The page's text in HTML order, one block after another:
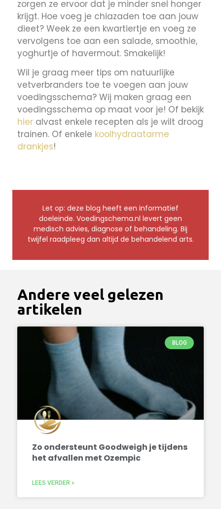
zorgen ze ervoor dat je minder snel honger
krijgt. Hoe voeg je chiazaden toe aan jouw
dieet? Week ze een kwartiertje en voeg ze
vervolgens toe aan een salade, smoothie,
yoghurtje of havermout. Smakelijk!
Wil je graag meer tips om natuurlijke
vetverbranders toe te voegen aan jouw
voedingsschema? Wij maken graag een
voedingsschema op maat voor je! Of bekijk
hier alvast enkele recepten als je wilt droog
trainen. Of enkele koolhydraatarme
drankjes!
Let op: deze blog heeft een informatief
doeleinde. Voedingschema.nl levert geen
medisch advies, diagnose of behandeling. Bij
twijfel raadpleeg dan altijd de behandelend arts.
Andere veel gelezen
artikelen
BLOG
Zo ondersteunt Goodweigh je tijdens
het afvallen met Ozempic
LEES VERDER »